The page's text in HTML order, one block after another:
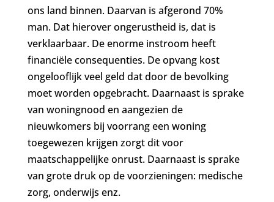
ons land binnen. Daarvan is afgerond 70%
man. Dat hierover ongerustheid is, dat is
verklaarbaar. De enorme instroom heeft
financiële consequenties. De opvang kost
ongelooflijk veel geld dat door de bevolking
moet worden opgebracht. Daarnaast is sprake
van woningnood en aangezien de
nieuwkomers bij voorrang een woning
toegewezen krijgen zorgt dit voor
maatschappelijke onrust. Daarnaast is sprake
van grote druk op de voorzieningen: medische
zorg, onderwijs enz.